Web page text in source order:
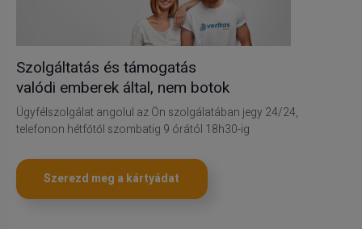
Szolgáltatás és támogatás
valódi emberek által, nem botok
Ügyfélszolgálat angolul az Ön szolgálatában jegy 24/24,
telefonon hétfőtől szombatig 9 órától 18h30-ig
Szerezd meg a kártyádat